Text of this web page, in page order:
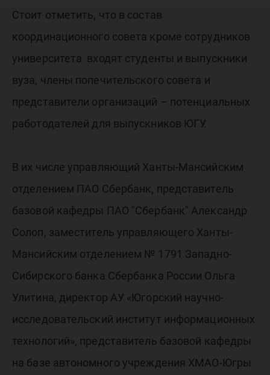
Стоит отметить, что в состав
координационного совета кроме сотрудников
университета входят студенты и выпускники
вуза, члены попечительского совета и
представители организаций – потенциальных
работодателей для выпускников ЮГУ.
В их числе управляющий Ханты-Мансийским
отделением ПАО Сбербанк, представитель
базовой кафедры ПАО "Сбербанк" Александр
Солоп, заместитель управляющего Ханты-
Мансийским отделением № 1791 Западно-
Сибирского банка Сбербанка России Ольга
Улитина, директор АУ «Югорский научно-
исследовательский институт информационных
технологий», представитель базовой кафедры
на базе автономного учреждения ХМАО-Югры